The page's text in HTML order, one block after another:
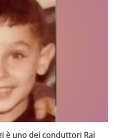
è uno dei conduttori Rai